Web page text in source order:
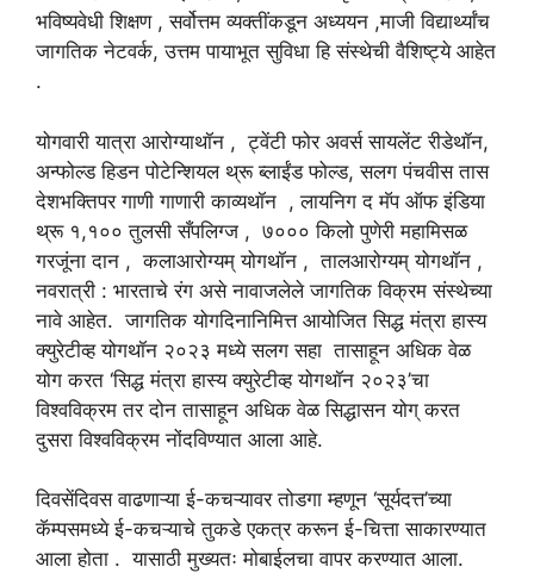
भविष्यवेधी शिक्षण , सर्वोत्तम व्यक्तींकडून अध्ययन ,माजी विद्यार्थ्यांच
जागतिक नेटवर्क, उत्तम पायाभूत सुविधा हि संस्थेची वैशिष्ट्ये आहेत
.
योगवारी यात्रा आरोग्याथॉन , ट्वेंटी फोर अवर्स सायलेंट रीडेथॉन,
अन्फोल्ड हिडन पोटेन्शियल थ्रू ब्लाईंड फोल्ड, सलग पंचवीस तास
देशभक्तिपर गाणी गाणारी काव्यथॉन , लायनिग द मॅप ऑफ इंडिया
थ्रू १,१०० तुलसी सँपलिग्ज , ७००० किलो पुणेरी महामिसळ
गरजूंना दान , कलाआरोग्यम् योगथॉन , तालआरोग्यम् योगथॉन ,
नवरात्री : भारताचे रंग असे नावाजलेले जागतिक विक्रम संस्थेच्या
नावे आहेत. जागतिक योगदिनानिमित्त आयोजित सिद्ध मंत्रा हास्य
क्युरेटीव्ह योगथॉन २०२३ मध्ये सलग सहा तासाहून अधिक वेळ
योग करत ‘सिद्ध मंत्रा हास्य क्युरेटीव्ह योगथॉन २०२३’चा
विश्वविक्रम तर दोन तासाहून अधिक वेळ सिद्धासन योग् करत
दुसरा विश्वविक्रम नोंदविण्यात आला आहे.
दिवसेंदिवस वाढणाऱ्या ई-कचऱ्यावर तोडगा म्हणून ‘सूर्यदत्त’च्या
कॅम्पसमध्ये ई-कचऱ्याचे तुकडे एकत्र करून ई-चित्ता साकारण्यात
आला होता . यासाठी मुख्यतः मोबाईलचा वापर करण्यात आला.